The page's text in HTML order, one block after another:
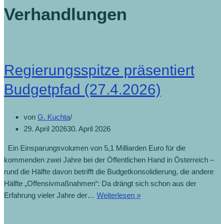
Verhandlungen
Regierungsspitze präsentiert
Budgetpfad (27.4.2026)
von G. Kuchta
29. April 202630. April 2026
Ein Einsparungsvolumen von 5,1 Milliarden Euro für die
kommenden zwei Jahre bei der Öffentlichen Hand in Österreich –
rund die Hälfte davon betrifft die Budgetkonsolidierung, die andere
Hälfte „Offensivmaßnahmen“: Da drängt sich schon aus der
Erfahrung vieler Jahre der… Weiterlesen »